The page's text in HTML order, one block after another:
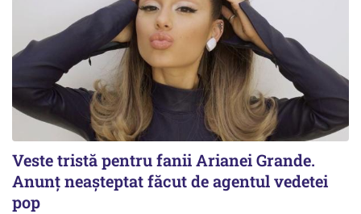
Veste tristă pentru fanii Arianei Grande.
Anunț neașteptat făcut de agentul vedetei
pop